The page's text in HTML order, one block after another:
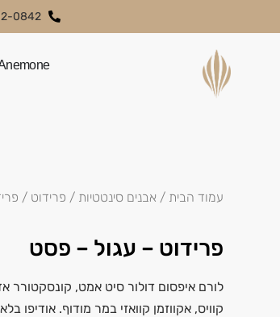
0842
עמוד הבית / אבנים סינטטיות / פרידוט /
פרידוט – עגול – פסט
לורם איפסום דולור סיט אמט, קונסקטורר
קוויס, אקווזמן קוואזי במר מודוף.